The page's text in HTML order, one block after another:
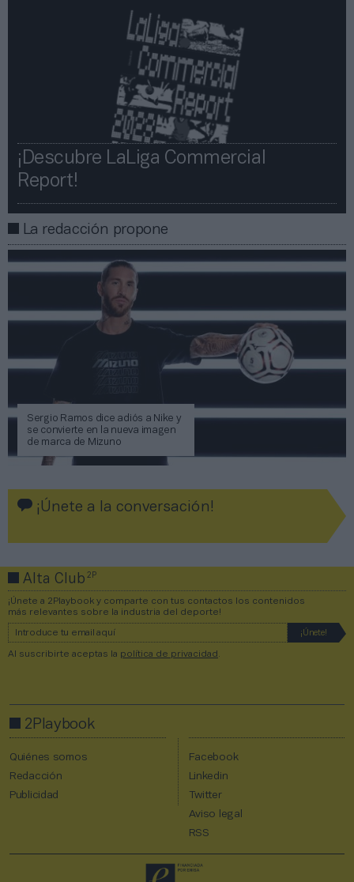
¡Descubre LaLiga Commercial
Report!​​
La redacción propone
Sergio Ramos dice adiós a Nike y
se convierte en la nueva imagen
de marca de Mizuno
¡Únete a la conversación!
Alta Club2P
¡Únete a 2Playbook y comparte con tus contactos los contenidos
más relevantes sobre la industria del deporte!
Al suscribirte aceptas la política de privacidad
2Playbook
Quiénes somos
Redacción
Publicidad
Facebook
Linkedin
Twitter
Aviso legal
RSS